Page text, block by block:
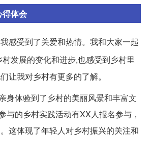
得体会
感受到了关爱和热情。我和大家一起
发展的变化和进步,也感受到乡村里
让我对乡村有更多的了解。
身体验到了乡村的美丽风景和丰富文
与的乡村实践活动有XX人报名参与，
这体现了年轻人对乡村振兴的关注和